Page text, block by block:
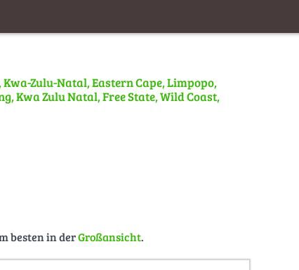
Zulu-Natal, Eastern Cape, Limpopo,
Kwa Zulu Natal, Free State, Wild Coast,
besten in derGroßansicht.